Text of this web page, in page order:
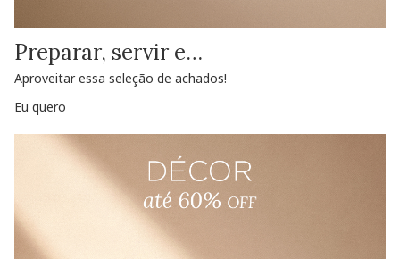
Preparar, servir e…
Aproveitar essa seleção de achados!
Eu quero